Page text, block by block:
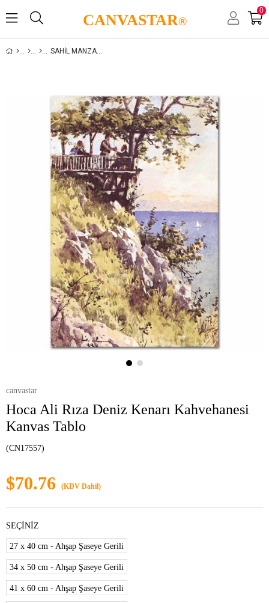
CANVASTAR®
0
SAHIL MANZARALARI
canvastar
Hoca Ali Rıza Deniz Kenarı Kahvehanesi
Kanvas Tablo
(CN17557)
$70.76 (KDV Dahil)
SEÇİNİZ
27 x 40 cm - Ahşap Şaseye Gerili
34 x 50 cm - Ahşap Şaseye Gerili
41 x 60 cm - Ahşap Şaseye Gerili